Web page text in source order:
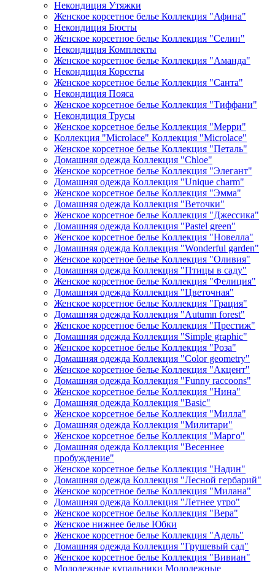
Некондиция Утяжки
Женское корсетное белье Коллекция "Афина"
Некондиция Бюсты
Женское корсетное белье Коллекция "Селин"
Некондиция Комплекты
Женское корсетное белье Коллекция "Аманда"
Некондиция Корсеты
Женское корсетное белье Коллекция "Санта"
Некондиция Пояса
Женское корсетное белье Коллекция "Тиффани"
Некондиция Трусы
Женское корсетное белье Коллекция "Мерри"
Коллекция "Microlace" Коллекция "Microlace"
Женское корсетное белье Коллекция "Петаль"
Домашняя одежда Коллекция "Chloe"
Женское корсетное белье Коллекция "Элегант"
Домашняя одежда Коллекция "Unique charm"
Женское корсетное белье Коллекция "Эмма"
Домашняя одежда Коллекция "Веточки"
Женское корсетное белье Коллекция "Джессика"
Домашняя одежда Коллекция "Pastel green"
Женское корсетное белье Коллекция "Новелла"
Домашняя одежда Коллекция "Wonderful garden"
Женское корсетное белье Коллекция "Оливия"
Домашняя одежда Коллекция "Птицы в саду"
Женское корсетное белье Коллекция "Фелиция"
Домашняя одежда Коллекция "Цветочная"
Женское корсетное белье Коллекция "Грация"
Домашняя одежда Коллекция "Autumn forest"
Женское корсетное белье Коллекция "Престиж"
Домашняя одежда Коллекция "Simple graphic"
Женское корсетное белье Коллекция "Роза"
Домашняя одежда Коллекция "Color geometry"
Женское корсетное белье Коллекция "Акцент"
Домашняя одежда Коллекция "Funny raccoons"
Женское корсетное белье Коллекция "Нина"
Домашняя одежда Коллекция "Basic"
Женское корсетное белье Коллекция "Милла"
Домашняя одежда Коллекция "Милитари"
Женское корсетное белье Коллекция "Марго"
Домашняя одежда Коллекция "Весеннее
пробуждение"
Женское корсетное белье Коллекция "Надин"
Домашняя одежда Коллекция "Лесной гербарий"
Женское корсетное белье Коллекция "Милана"
Домашняя одежда Коллекция "Летнее утро"
Женское корсетное белье Коллекция "Вера"
Женское нижнее белье Юбки
Женское корсетное белье Коллекция "Адель"
Домашняя одежда Коллекция "Грушевый сад"
Женское корсетное белье Коллекция "Вивиан"
Молодежные купальники Молодежные